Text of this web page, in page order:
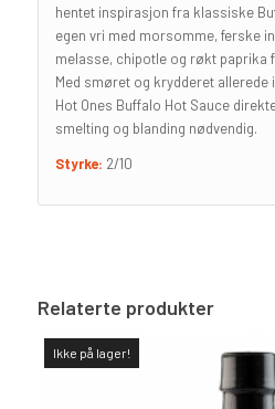
hentet inspirasjon fra klassiske
egen vri med morsomme, ferske
melasse, chipotle og røkt paprika
Med smøret og krydderet allerede
Hot Ones Buffalo Hot Sauce
smelting og blanding nødvendig.
Styrke: 2/10
Relaterte produkter
Ikke på lager!